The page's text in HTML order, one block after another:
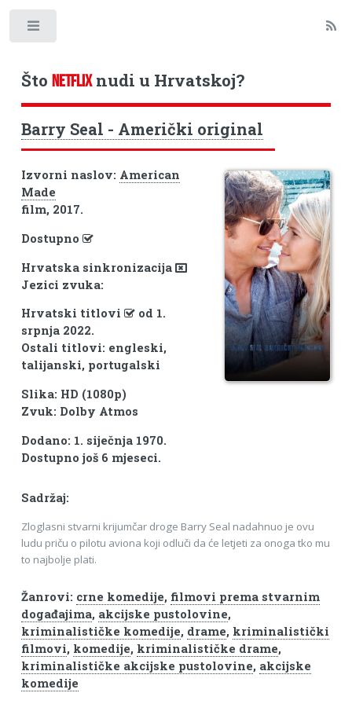
Što NETFLIXnudi u Hrvatskoj?
Barry Seal - Američki original
Izvorni naslov: American
Made
film, 2017.
Dostupno
Hrvatska sinkronizacija
Jezici zvuka:
Hrvatski titlovi
od 1.
srpnja 2022.
Ostali titlovi: engleski,
talijanski, portugalski
Slika: HD (1080p)
Zvuk: Dolby Atmos
Dodano: 1. siječnja 1970.
Dostupno još 6 mjeseci.
Sadržaj:
Zloglasni stvarni krijumčar droge Barry Seal nadahnuo je ovu
ludu priču o pilotu aviona koji odluči da će letjeti za onoga tko mu
to najbolje plati.
Žanrovi: crne komedije, filmovi prema stvarnim
događajima, akcijske pustolovine,
kriminalističke komedije, drame, kriminalistički
filmovi, komedije, kriminalističke drame,
kriminalističke akcijske pustolovine, akcijske
komedije